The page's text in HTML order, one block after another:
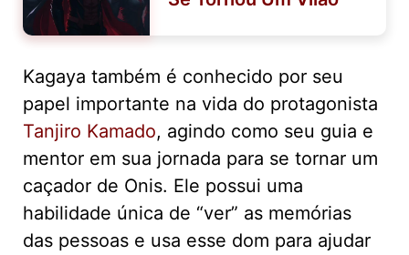
Kagaya também é conhecido por seu
papel importante na vida do protagonista
Tanjiro Kamado, agindo como seu guia e
mentor em sua jornada para se tornar um
caçador de Onis. Ele possui uma
habilidade única de “ver” as memórias
das pessoas e usa esse dom para ajudar